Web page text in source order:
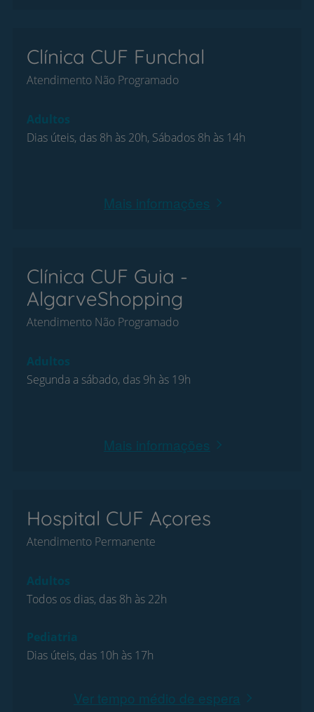
Clínica CUF Funchal
Atendimento Não Programado
Adultos
Dias úteis, das 8h às 20h, Sábados 8h às 14h
Mais informações
Clínica CUF Guia -
AlgarveShopping
Atendimento Não Programado
Adultos
Segunda a sábado, das 9h às 19h
Mais informações
Hospital CUF Açores
Atendimento Permanente
Adultos
Todos os dias, das 8h às 22h
Pediatria
Dias úteis, das 10h às 17h
Ver tempo médio de espera